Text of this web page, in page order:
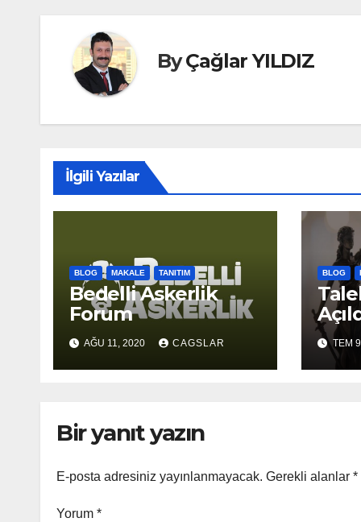
ByÇağlar YILDIZ
İlgili Yazılar
BLOG MAKALE TANITIM
Bedelli Askerlik
Forum
AĞU 11, 2020 CAGSLAR
BLOG
TEM
Bir yanıt yazın
E-posta adresiniz yayınlanmayacak. Gerekli alanlar *
Yorum *